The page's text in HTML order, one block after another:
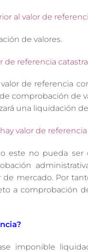
al valor de
de valores.
de referencia
de referencia
comprobación de
una liquidación
valor de referencia
este no pueda
mercado. Por
a comprobación
imponible